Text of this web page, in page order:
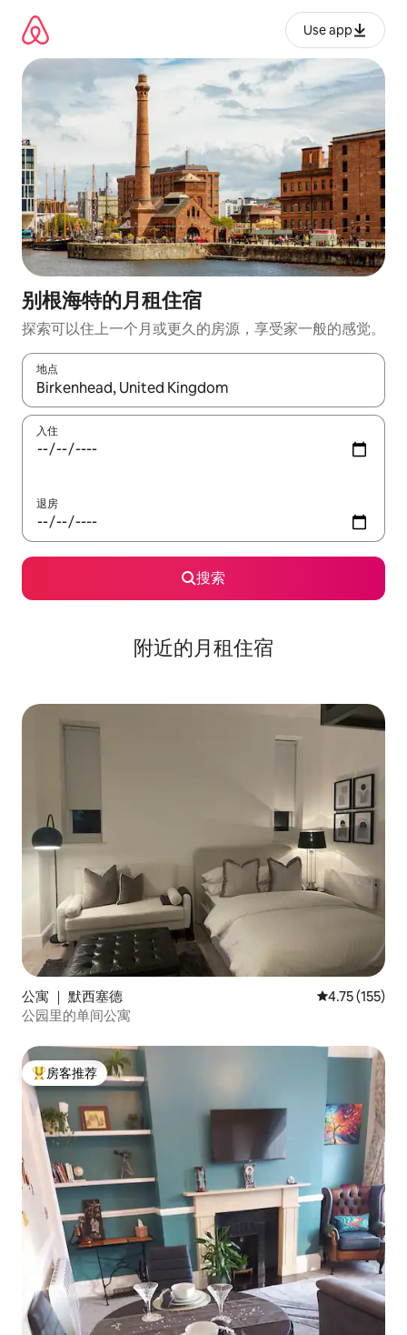
Use app
别根海特的月租住宿
探索可以住上一个月或更久的房源，享受家一般的感觉。
地点
如有搜索结果，请使用上下方向键查看，或通过点击或滑动手势
入住
退房
搜索
附近的月租住宿
公寓 ｜ 默西塞德 平均评分 4.75
4.75 (155)
公园里的单间公寓
热门「房客推荐」
房客推荐